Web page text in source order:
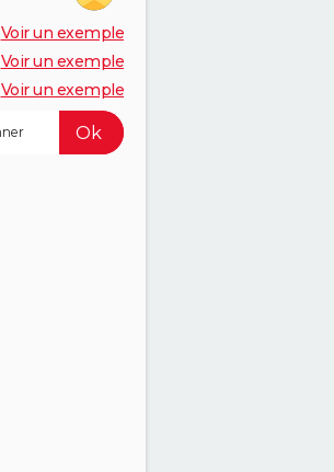
Voir un exemple
Voir un exemple
Voir un exemple